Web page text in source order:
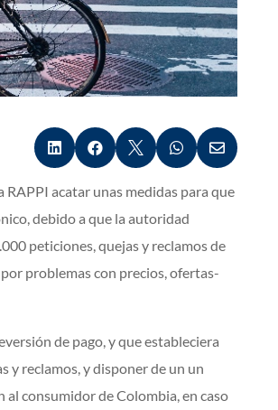
    
RAPPI acatar unas medidas para que
debido a que la autoridad
peticiones, quejas y reclamos de
problemas con precios, ofertas-
de pago, y que estableciera
y reclamos, y disponer de un un
consumidor de Colombia, en caso